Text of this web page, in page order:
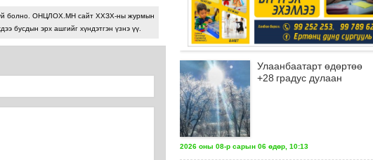
болно. ОНЦЛОХ.МН сайт ХХЗХ-ны журмын
бусдын эрх ашгийг хүндэтгэн үзнэ үү.
Улаанбаатарт өдөртөө
+28 градус дулаан
2026 оны 08-р сарын 06 өдөр, 10:13